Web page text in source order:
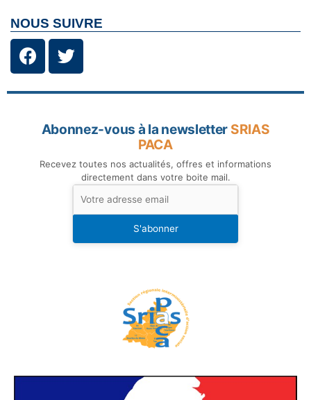
NOUS SUIVRE
Abonnez-vous à la newsletter SRIAS
PACA
Recevez toutes nos actualités, offres et informations
directement dans votre boite mail.
S'abonner